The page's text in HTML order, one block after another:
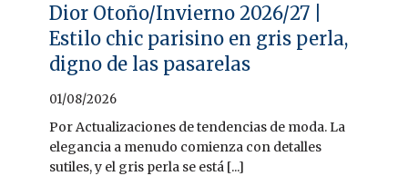
Dior Otoño/Invierno 2026/27 |
Estilo chic parisino en gris perla,
digno de las pasarelas
01/08/2026
Por Actualizaciones de tendencias de moda. La
elegancia a menudo comienza con detalles
sutiles, y el gris perla se está [...]